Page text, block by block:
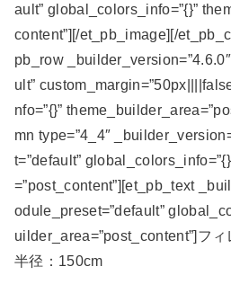
ault” global_colors_info=”{}”
content”][/et_pb_image][/
pb_row
ult”
nfo=”{}”
mn type=”4_4″
t=”default”
=”post_content”][et_pb_text
odule_preset=”default”
uilder_area=”post_content”]フ
半径：150cm